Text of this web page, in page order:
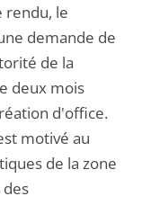
rendu, le
demande de
de la
deux mois
d'office.
motivé au
de la zone